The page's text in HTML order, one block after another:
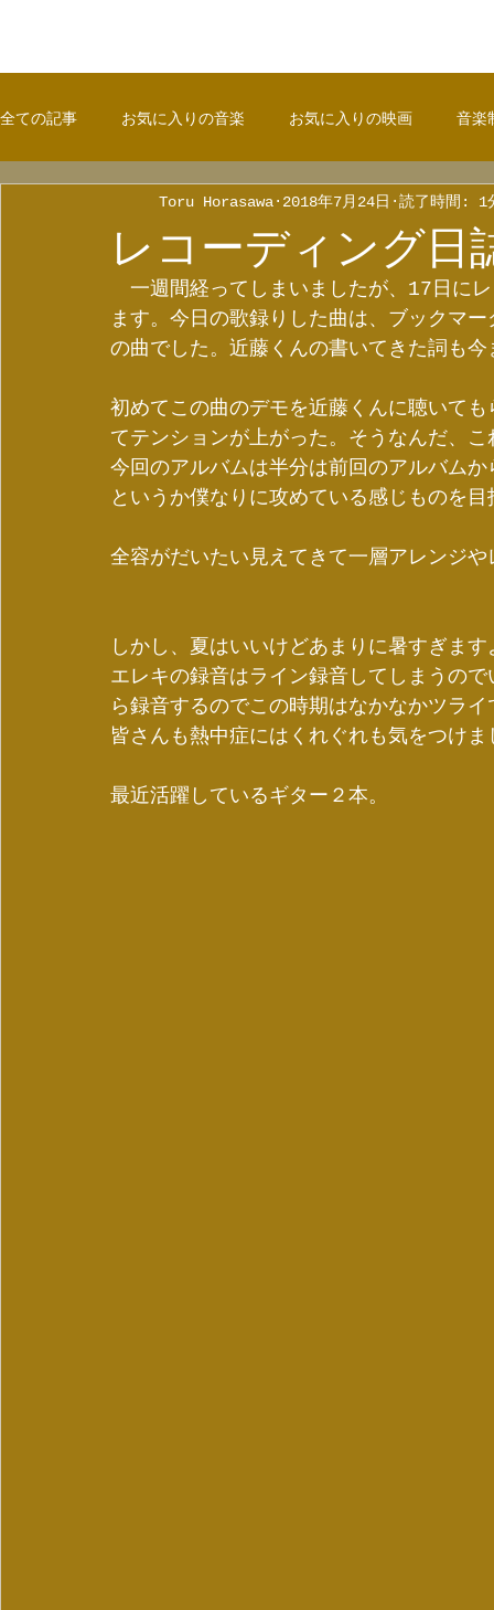
全ての記事 お気に入りの音楽 お気に入りの映画 音楽
レコーディング日
Toru Horasawa 2018年7月24日 読了時間: 1
一週間経ってしまいましたが、17日に
ます。今日の歌録りした曲は、ブックマ
の曲でした。近藤くんの書いてきた詞も
初めてこの曲のデモを近藤くんに聴いて
てテンションが上がった。そうなんだ、
今回のアルバムは半分は前回のアルバム
というか僕なりに攻めている感じものを
全容がだいたい見えてきて一層アレンジ
しかし、夏はいいけどあまりに暑すぎま
エレキの録音はライン録音してしまうの
ら録音するのでこの時期はなかなかツライ
皆さんも熱中症にはくれぐれも気をつけま
最近活躍しているギター２本。